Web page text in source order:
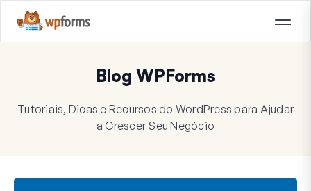
Blog WPForms
Tutoriais, Dicas e Recursos do WordPress para Ajudar
a Crescer Seu Negócio